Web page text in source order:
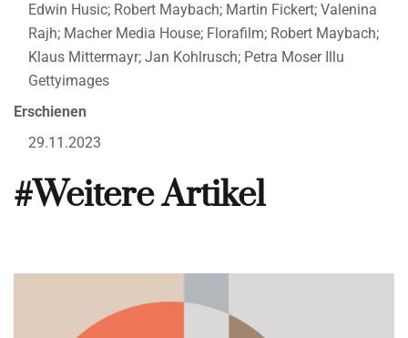
Edwin Husic; Robert Maybach; Martin Fickert; Valenina
Rajh; Macher Media House; Florafilm; Robert Maybach;
Klaus Mittermayr; Jan Kohlrusch; Petra Moser Illu
Gettyimages
Erschienen
29.11.2023
#Weitere Artikel